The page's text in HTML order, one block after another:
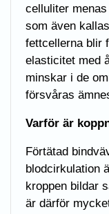
celluliter
som även
fettcellerna blir
elasticitet med
minskar i de
försvåras
Varför är
Förtätad
blodcirkulation
kroppen bildar
är därför